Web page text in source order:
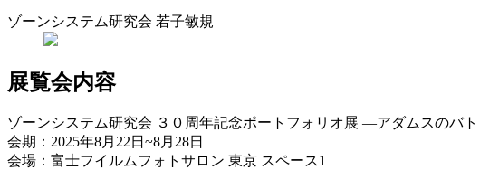
ゾーンシステム研究会 若子敏規
展覧会内容
ゾーンシステム研究会 ３０周年記念ポートフォリオ展 ―アダムスのバ
会期：2025年8月22日~8月28日
会場：富士フイルムフォトサロン 東京 スペース1